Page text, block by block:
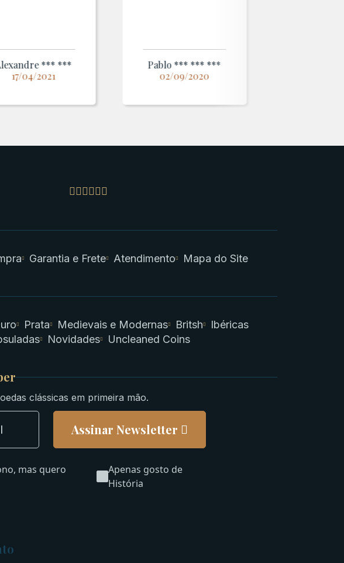
*** ***
17/04/2021
Pablo *** *** ***
02/09/2020
Garantia e Frete Atendimento Mapa do Site
Prata Medievais e Modernas Britsh
Ibéricas
Novidades Uncleaned Coins
clássicas em primeira mão.
mas quero
Apenas gosto de
História
Assinar Newsletter